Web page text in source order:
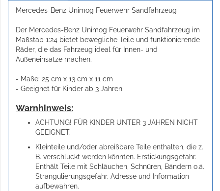
Mercedes-Benz Unimog Feuerwehr Sandfahrzeug
Der Mercedes-Benz Unimog Feuerwehr Sandfahrzeug im
Maßstab 1:24 bietet bewegliche Teile und funktionierende
Räder, die das Fahrzeug ideal für Innen- und
Außeneinsätze machen.
- Maße: 25 cm x 13 cm x 11 cm
- Geeignet für Kinder ab 3 Jahren
Warnhinweis:
ACHTUNG! FÜR KINDER UNTER 3 JAHREN NICHT
GEEIGNET.
Kleinteile und/oder abreißbare Teile enthalten, die z.
B. verschluckt werden könnten. Erstickungsgefahr.
Enthält Teile mit Schläuchen, Schnüren, Bändern o.ä.
Strangulierungsgefahr. Adresse und Information
aufbewahren.